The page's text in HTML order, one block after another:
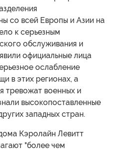
со всей Европы и Азии на
к серьезным
обслуживания и
официальные лица
ослабление
в этих регионах, а
тревожат военных и
высокопоставленные
западных стран.
Кэролайн Левитт
"более чем